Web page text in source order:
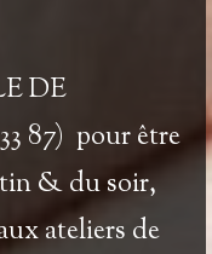
DE
87) pour être
& du soir,
ateliers de